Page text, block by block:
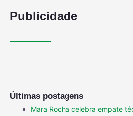
Publicidade
Últimas postagens
Mara Rocha celebra empate